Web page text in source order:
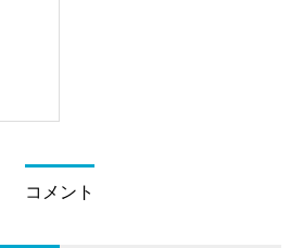
コメント